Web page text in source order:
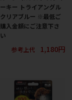
ーキー トライアングル
クリアブルー ※最低ご
購入金額にご注意下さ
い
参考上代
1,180円